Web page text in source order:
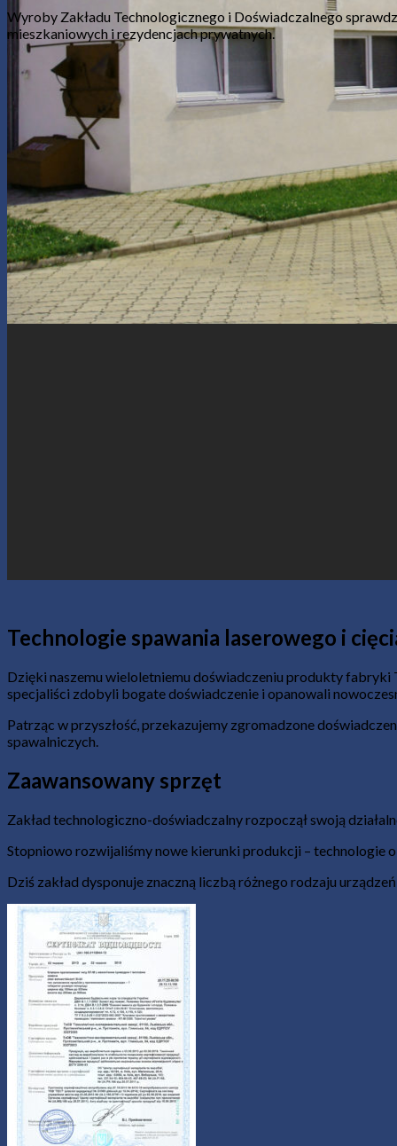
Wyroby Zakładu Technologicznego i Doświadczalnego
mieszkaniowych i rezydencjach prywatnych.
Technologie spawania laserowego i
Dzięki naszemu wieloletniemu doświadczeniu produkty fabryki
specjaliści zdobyli bogate doświadczenie i opanowali
Patrząc w przyszłość, przekazujemy zgromadzone
spawalniczych.
Zaawansowany sprzęt
Zakład technologiczno-doświadczalny rozpoczął swoją
Stopniowo rozwijaliśmy nowe kierunki produkcji – technologie
Dziś zakład dysponuje znaczną liczbą różnego rodzaju